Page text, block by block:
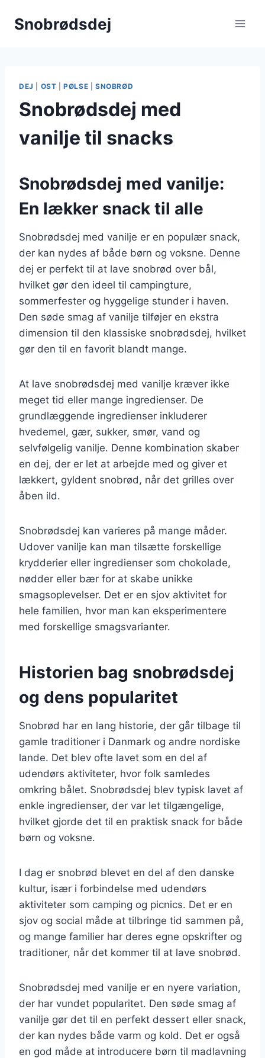
Snobrødsdej
DEJ OST |PØLSE SNOBRØD
Snobrødsdej med
vanilje til snacks
Snobrødsdej med vanilje:
En lækker snack til alle
Snobrødsdej med vanilje er en populær snack,
der kan nydes af både børn og voksne. Denne
dej er perfekt til at lave snobrød over bål,
hvilket gør den ideel til campingture,
sommerfester og hyggelige stunder i haven.
Den søde smag af vanilje tilføjer en ekstra
dimension til den klassiske snobrødsdej, hvilket
gør den til en favorit blandt mange.
At lave snobrødsdej med vanilje kræver ikke
meget tid eller mange ingredienser. De
grundlæggende ingredienser inkluderer
hvedemel, gær, sukker, smør, vand og
selvfølgelig vanilje. Denne kombination skaber
en dej, der er let at arbejde med og giver et
lækkert, gyldent snobrød, når det grilles over
åben ild.
Snobrødsdej kan varieres på mange måder.
Udover vanilje kan man tilsætte forskellige
krydderier eller ingredienser som chokolade,
nødder eller bær for at skabe unikke
smagsoplevelser. Det er en sjov aktivitet for
hele familien, hvor man kan eksperimentere
med forskellige smagsvarianter.
Historien bag snobrødsdej
og dens popularitet
Snobrød har en lang historie, der går tilbage til
gamle traditioner i Danmark og andre nordiske
lande. Det blev ofte lavet som en del af
udendørs aktiviteter, hvor folk samledes
omkring bålet. Snobrødsdej blev typisk lavet af
enkle ingredienser, der var let tilgængelige,
hvilket gjorde det til en praktisk snack for både
børn og voksne.
I dag er snobrød blevet en del af den danske
kultur, især i forbindelse med udendørs
aktiviteter som camping og picnics. Det er en
sjov og social måde at tilbringe tid sammen på,
og mange familier har deres egne opskrifter og
traditioner, når det kommer til at lave snobrød.
Snobrødsdej med vanilje er en nyere variation,
der har vundet popularitet. Den søde smag af
vanilje gør det til en perfekt dessert eller snack,
der kan nydes både varm og kold. Det er også
en god måde at introducere børn til madlavning